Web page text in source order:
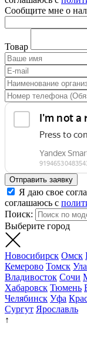
Сообщите мне о
Товар
Отправить заявку
Я даю свое
соглашаюсь с
Поиск:
Выберите город
Новосибирск Омск
Кемерово Томск
Владивосток Сочи
Хабаровск Тюмень
Челябинск Уфа
Сургут Ярославль
↑